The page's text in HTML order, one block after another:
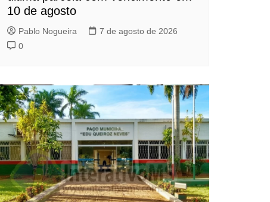
10 de agosto
Pablo Nogueira
7 de agosto de 2026
0